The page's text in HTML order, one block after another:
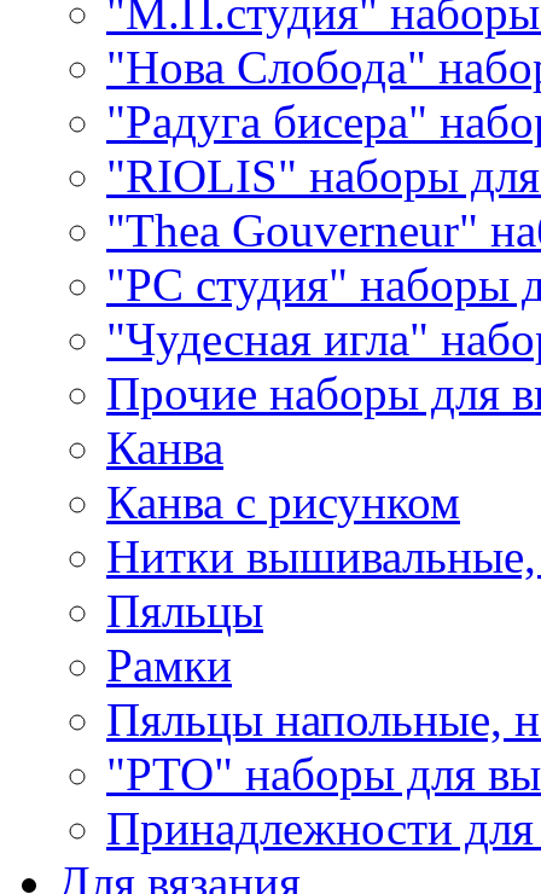
"М.П.студия"
"Нова Слобода"
"Радуга бисера"
"RIOLIS" наборы
"Thea Gouverneur"
"РС студия" наборы
"Чудесная игла"
Прочие наборы для
Канва
Канва с рисунком
Нитки
Пяльцы
Рамки
Пяльцы напольные,
"РТО" наборы для
Принадлежности
Для вязания